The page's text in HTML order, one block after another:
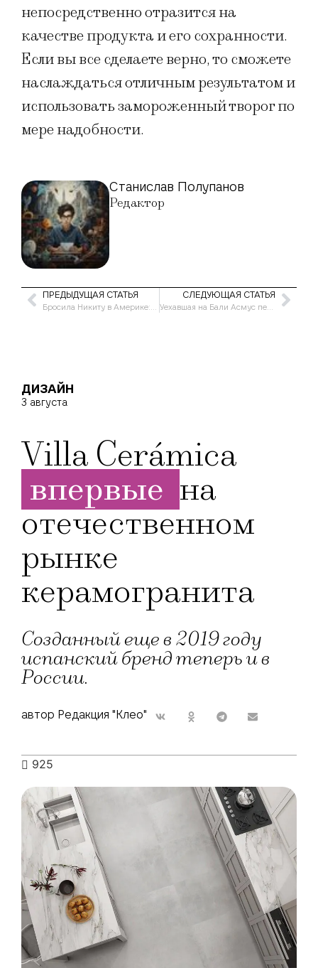
непосредственно отразится на
качестве продукта и его сохранности.
Если вы все сделаете верно, то сможете
наслаждаться отличным результатом и
использовать замороженный творог по
мере надобности.
Станислав Полупанов
Редактор
ПРЕДЫДУЩАЯ СТАТЬЯ
Бросила Никиту в Америке: вернувшаяся в Россию невестка Орбакайте пошла в разнос
СЛЕДУЮЩАЯ СТАТЬЯ
Уехавшая на Бали Асмус перестала выходить на связь: Пропала!
ДИЗАЙН
3 августа
Villa Cerámica
впервые на
отечественном
рынке
керамогранита
Созданный еще в 2019 году
испанский бренд теперь и в
России.
автор Редакция "Клео"
925